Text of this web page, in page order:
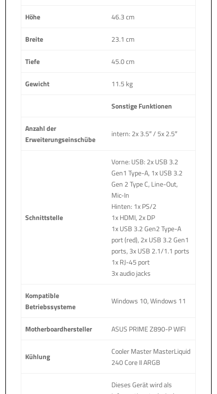
Höhe 46.3 cm
Breite 23.1 cm
Tiefe 45.0 cm
Gewicht 11.5 kg
Sonstige Funktionen
Anzahl der
Erweiterungseinschübe
intern: 2x 3.5″ / 5x 2.5″
Schnittstelle
Vorne: USB: 2x USB 3.2
Gen1 Type-A, 1x USB 3.2
Gen 2 Type C, Line-Out,
Mic-In
Hinten: 1x PS/2
1x HDMI, 2x DP
1x USB 3.2 Gen2 Type-A
port (red), 2x USB 3.2 Gen1
ports, 3x USB 2.1/1.1 ports
1x RJ-45 port
3x audio jacks
Kompatible
Betriebssysteme
Windows 10, Windows 11
Motherboardhersteller ASUS PRIME Z890-P WIFI
Kühlung
Cooler Master MasterLiquid
240 Core II ARGB
Dieses Gerät wird als